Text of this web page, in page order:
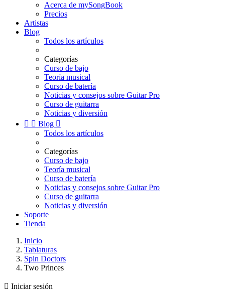
Acerca de mySongBook
Precios
Artistas
Blog
Todos los artículos
Categorías
Curso de bajo
Teoría musical
Curso de batería
Noticias y consejos sobre Guitar Pro
Curso de guitarra
Noticias y diversión
  Blog 
Todos los artículos
Categorías
Curso de bajo
Teoría musical
Curso de batería
Noticias y consejos sobre Guitar Pro
Curso de guitarra
Noticias y diversión
Soporte
Tienda
Inicio
Tablaturas
Spin Doctors
Two Princes
 Iniciar sesión